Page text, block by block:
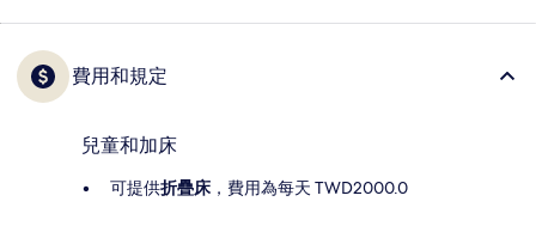
費用和規定
兒童和加床
可提供折疊床 ，費用為每天 TWD2000.0